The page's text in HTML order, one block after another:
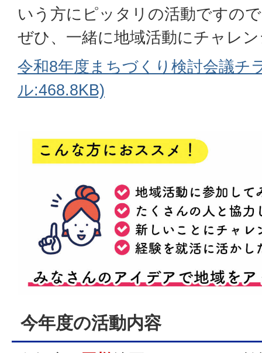
いう方にピッタリの活動ですの
ぜひ、一緒に地域活動にチャレ
令和8年度まちづくり検討会議チ
ル:468.8KB)
今年度の活動内容